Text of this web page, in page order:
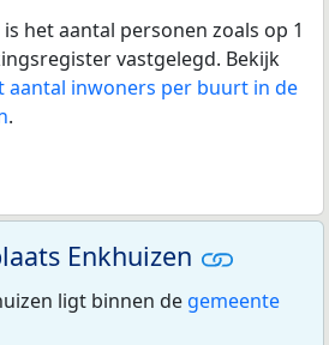
het aantal personen zoals op 1
vastgelegd. Bekijk
aantal inwoners per buurt in de
.
Enkhuizen
ligt binnen de gemeente